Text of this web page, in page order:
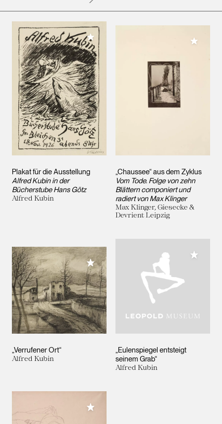
Plakat für die Ausstellung
Alfred Kubin in der
Bücherstube Hans Götz
Alfred Kubin
Meiner Sammlung hinzufügen
„Chaussee“ aus dem Zyklus
Vom Tode. Folge von zehn
Blättern componiert und
radiert von Max Klinger
Max Klinger, Giesecke &
Devrient Leipzig
Meiner
„Verrufener Ort“
Alfred Kubin
Meiner Sammlung hinzufügen
„Eulenspiegel entsteigt
seinem Grab“
Alfred Kubin
Meiner
Meiner Sammlung hinzufügen